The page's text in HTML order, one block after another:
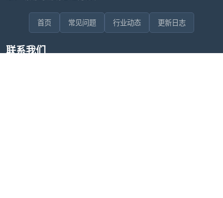
首页 常见问题 行业动态 更新日志
联系我们